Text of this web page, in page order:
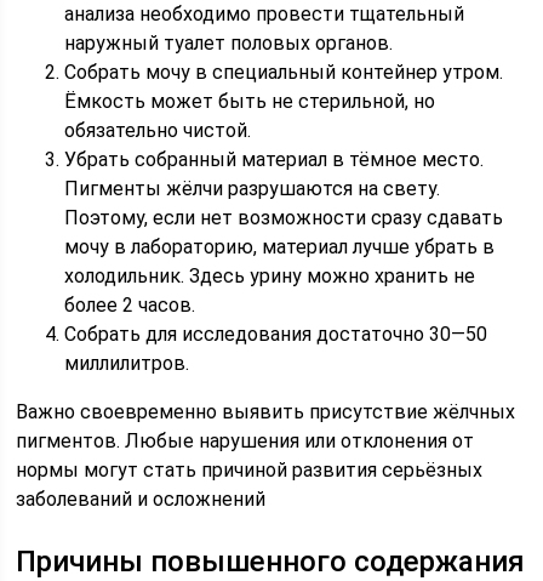
анализа необходимо провести тщательный
наружный туалет половых органов.
Собрать мочу в специальный контейнер утром.
Ёмкость может быть не стерильной, но
обязательно чистой.
Убрать собранный материал в тёмное место.
Пигменты жёлчи разрушаются на свету.
Поэтому, если нет возможности сразу сдавать
мочу в лабораторию, материал лучше убрать в
холодильник. Здесь урину можно хранить не
более 2 часов.
Собрать для исследования достаточно 30—50
миллилитров.
Важно своевременно выявить присутствие жёлчных
пигментов. Любые нарушения или отклонения от
нормы могут стать причиной развития серьёзных
заболеваний и осложнений
Причины повышенного содержания